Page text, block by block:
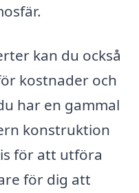
kan du också
kostnader och
har en gammal
konstruktion
för att utföra
för dig att